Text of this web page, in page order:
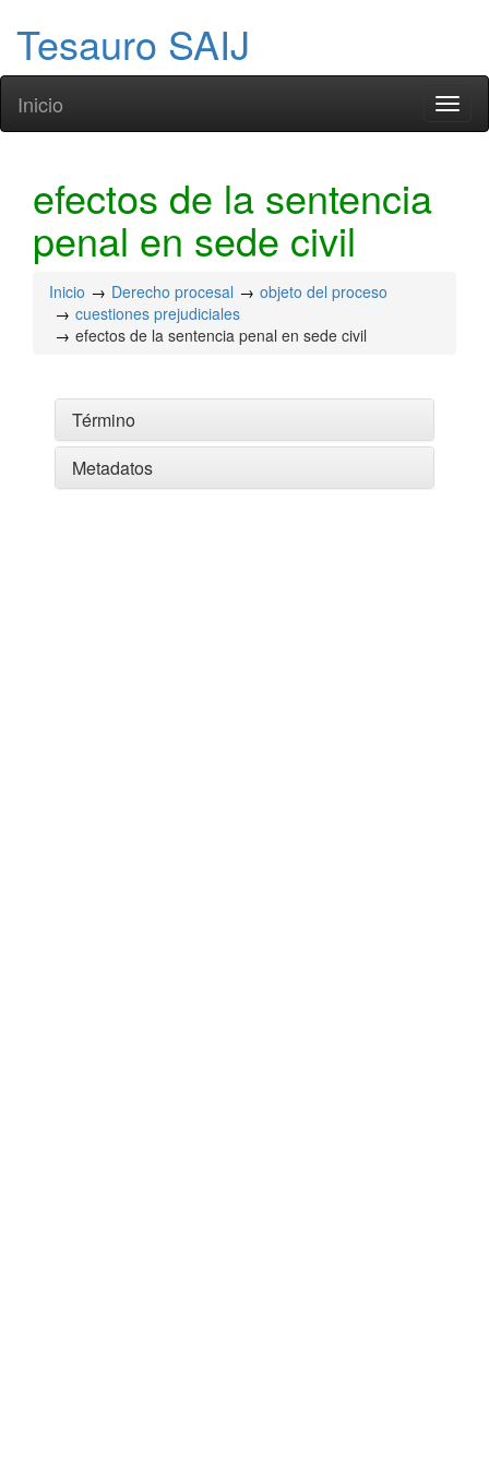
Tesauro SAIJ
Inicio
efectos de la sentencia
penal en sede civil
Inicio Derecho procesal
objeto del proceso
cuestiones prejudiciales
efectos de la sentencia penal en sede civil
Término
Metadatos